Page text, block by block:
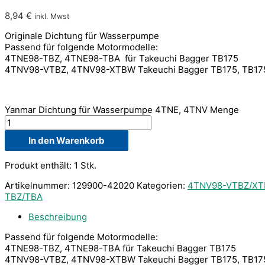
8,94 € inkl. Mwst
Originale Dichtung für Wasserpumpe
Passend für folgende Motormodelle:
4TNE98-TBZ, 4TNE98-TBA für Takeuchi Bagger TB175
4TNV98-VTBZ, 4TNV98-XTBW Takeuchi Bagger TB175,
Yanmar Dichtung für Wasserpumpe 4TNE, 4TNV Menge
In den Warenkorb
Produkt enthält: 1 Stk.
Artikelnummer: 129900-42020 Kategorien: 4TNV98-VTBZ/
TBZ/TBA
Beschreibung
Passend für folgende Motormodelle:
4TNE98-TBZ, 4TNE98-TBA für Takeuchi Bagger TB175
4TNV98-VTBZ, 4TNV98-XTBW Takeuchi Bagger TB175,